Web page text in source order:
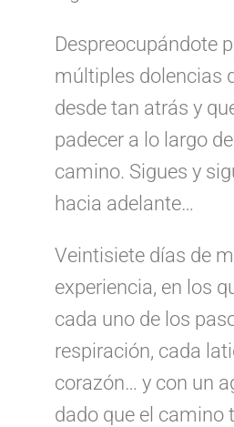
Despreocupándote
múltiples dolencias
desde tan atrás y
padecer a lo largo
camino. Sigues y
hacia adelante…
Veintisiete días de
experiencia, en los
cada uno de los
respiración, cada
corazón… y con un
dado que el camino